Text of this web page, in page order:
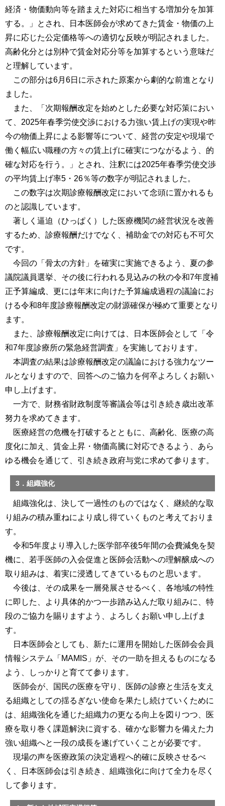
経済・物価動向等を踏まえた対応に相当する増加分を加算
する。」とされ、日本医師会が求めてきた賃金・物価の上
昇に応じた公定価格等への適切な反映が明記されました。
高齢化分とは別枠で賃金対応分等を加算するという意味だ
と理解しています。
この部分は6月6日に示された原案から劇的な前進となり
ました。
また、「次期報酬改定を始めとした必要な対応策におい
て、2025年春季労使交渉における力強い賃上げの実現や昨
今の物価上昇による影響等について、経営の安定や現場で
働く幅広い職種の方々の賃上げに確実につながるよう、的
確な対応を行う。」とされ、注釈には2025年春季労使交渉
の平均賃上げ率5・26％等の数字が明記されました。
この数字は次期診療報酬改定において念頭に置かれるも
のと認識しています。
著しく逼迫（ひっぱく）した医療機関の経営状況を改善
するため、診療報酬だけでなく、補助金での対応も不可欠
です。
今回の「骨太の方針」を確実に実施できるよう、夏の参
議院議員選挙、その後に行われる見込みの秋の令和7年度補
正予算編成、更には年末に向けた予算編成過程の議論にお
ける令和8年度診療報酬改定の財源確保が極めて重要となり
ます。
また、診療報酬改定に向けては、日本医師会として「令
和7年度診療所の緊急経営調査」を実施しております。
本調査の結果は診療報酬改定の議論における強力なツー
ルとなりますので、回答へのご協力を何卒よろしくお願い
申し上げます。
一方で、財務省財政制度等審議会等は引き続き歳出改革
努力を求めてきます。
医療経営の危機を打破するとともに、高齢化、医療の高
度化に加え、賃金上昇・物価高騰に対応できるよう、あら
ゆる機会を通じて、引き続き政府与党に求めて参ります。
3．組織強化
組織強化は、決して一過性のものではなく、継続的な取
り組みの積み重ねにより成し得ていくものと考えておりま
す。
令和5年度より導入した医学部卒後5年間の会費減免を契
機に、若手医師の入会促進と医師会活動への理解醸成への
取り組みは、着実に浸透してきているものと思います。
今後は、その成果を一層発展させるべく、各地域の特性
に即した、より具体的かつ一歩踏み込んだ取り組みに、特
段のご協力を賜りますよう、よろしくお願い申し上げま
す。
日本医師会としても、新たに運用を開始した医師会会員
情報システム「MAMIS」が、その一助を担えるものになる
よう、しっかりと育てて参ります。
医師会が、国民の医療を守り、医師の診療と生活を支え
る組織としての揺るぎない使命を果たし続けていくために
は、組織強化を通じた組織力の更なる向上を図りつつ、医
療を取り巻く課題解決に資する、確かな影響力を備えた力
強い組織へと一段の成長を遂げていくことが必要です。
現場の声を医療政策の決定過程へ的確に反映させるべ
く、日本医師会は引き続き、組織強化に向けて全力を尽く
して参ります。